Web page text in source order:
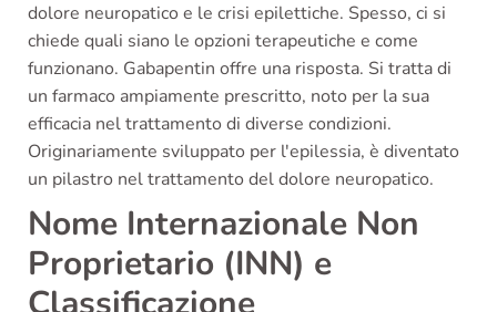
dolore neuropatico e le crisi epilettiche. Spesso, ci si
chiede quali siano le opzioni terapeutiche e come
funzionano. Gabapentin offre una risposta. Si tratta di
un farmaco ampiamente prescritto, noto per la sua
efficacia nel trattamento di diverse condizioni.
Originariamente sviluppato per l'epilessia, è diventato
un pilastro nel trattamento del dolore neuropatico.
Nome Internazionale Non
Proprietario (INN) e